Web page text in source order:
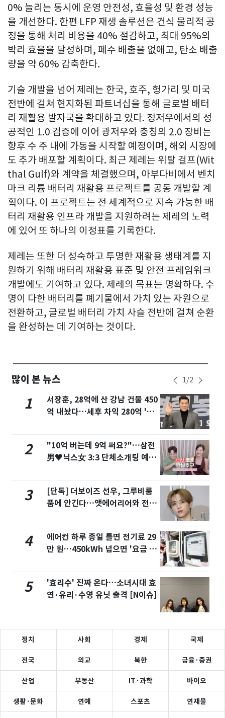
0% 늘리는 동시에 운영 안전성, 효율성 및 환경 성능
을 개선한다. 한편 LFP 재생 솔루션은 건식 물리적 공
정을 통해 처리 비용을 40% 절감하고, 최대 95%의
박리 효율을 달성하며, 폐수 배출을 없애고, 탄소 배출
량을 약 60% 감축한다.
기술 개발을 넘어 제레는 한국, 호주, 헝가리 및 미국
전반에 걸쳐 현지화된 파트너십을 통해 글로벌 배터
리 재활용 발자국을 확대하고 있다. 정저우에서의 성
공적인 1.0 검증에 이어 광저우와 충칭의 2.0 장비는
향후 수 주 내에 가동을 시작할 예정이며, 해외 시장에
도 추가 배포할 계획이다. 최근 제레는 위탈 걸프(Wit
thal Gulf)와 계약을 체결했으며, 아부다비에서 벤치
마크 리튬 배터리 재활용 프로젝트를 공동 개발할 계
획이다. 이 프로젝트는 전 세계적으로 지속 가능한 배
터리 재활용 인프라 개발을 지원하려는 제레의 노력
에 있어 또 하나의 이정표를 기록한다.
제레는 또한 더 성숙하고 투명한 재활용 생태계를 지
원하기 위해 배터리 재활용 표준 및 안전 프레임워크
개발에도 기여하고 있다. 제레의 목표는 명확하다. 수
명이 다한 배터리를 폐기물에서 가치 있는 자원으로
전환하고, 글로벌 배터리 가치 사슬 전반에 걸쳐 순환
을 완성하는 데 기여하는 것이다.
많이 본 뉴스 1/2
1
서장훈, 28억에 산 강남 건물 450
억 내놨다…세후 차익 280억 '잭
2
"10억 버는데 9억 써요?"…삼전
男♥닉스女 3:3 단체소개팅 예능
3
[단독] 더보이즈 선우, 그루비룸
품에 안긴다…앳에어리어와 전속
4
에어컨 하루 종일 틀면 전기료 29
만 원…450kWh 넘으면 '요금 폭
5
'효리수' 진짜 온다…소녀시대 효
연·유리·수영 유닛 출격 [N이슈]
정치 사회 경제 국제
전국 외교 북한 금융·증권
산업 부동산 IT·과학 바이오
생활·문화 연예 스포츠 연재물